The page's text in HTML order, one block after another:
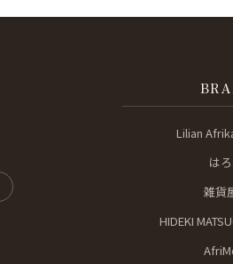
¥2,500
Lilian
は
雑貨
HIDEKI